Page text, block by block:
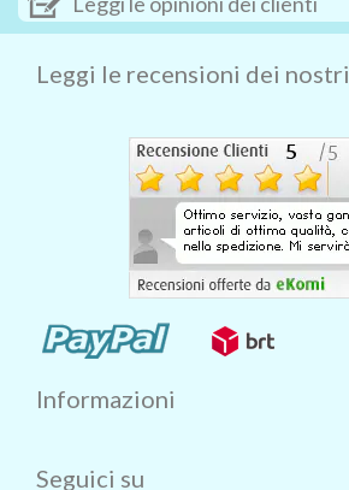
Leggi le recensioni dei
Informazioni
Seguici su